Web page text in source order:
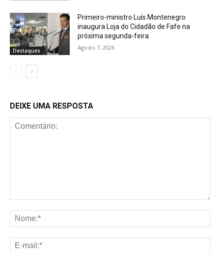
Destaques
Primeiro-ministro Luís Montenegro
inaugura Loja do Cidadão de Fafe na
próxima segunda-feira
Agosto 7, 2026
DEIXE UMA RESPOSTA